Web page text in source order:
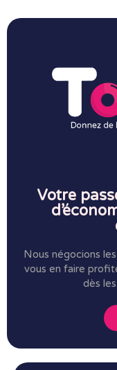
Votre
Nous négocions
vous en faire
dès